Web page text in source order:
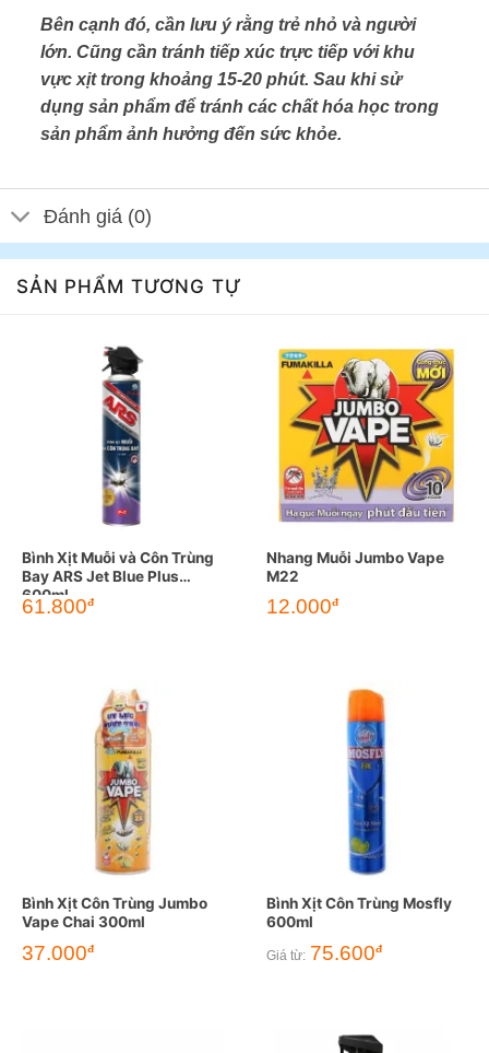
Bên cạnh đó, cần lưu ý rằng trẻ nhỏ và người
lớn. Cũng cần tránh tiếp xúc trực tiếp với khu
vực xịt trong khoảng 15-20 phút. Sau khi sử
dụng sản phẩm để tránh các chất hóa học trong
sản phẩm ảnh hưởng đến sức khỏe.
Đánh giá (0)
SẢN PHẨM TƯƠNG TỰ
Bình Xịt Muỗi và Côn Trùng
Bay ARS Jet Blue Plus
600ml
61.800đ
Nhang Muỗi Jumbo Vape
M22
12.000đ
Bình Xịt Côn Trùng Jumbo
Vape Chai 300ml
37.000đ
Bình Xịt Côn Trùng Mosfly
600ml
Giá từ: 75.600đ